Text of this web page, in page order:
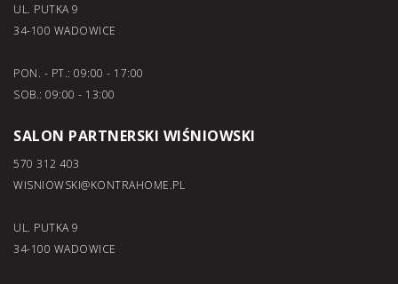
UL. PUTKA 9
34-100 WADOWICE
PON. - PT.: 09:00 - 17:00
SOB.: 09:00 - 13:00
SALON PARTNERSKI WIŚNIOWSKI
570 312 403
WISNIOWSKI@KONTRAHOME.PL
UL. PUTKA 9
34-100 WADOWICE